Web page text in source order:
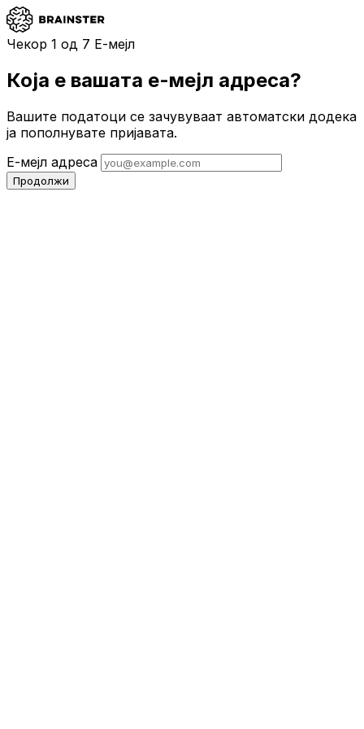
Чекор 1 од 7 Е-мејл
Која е вашата е-мејл адреса?
Вашите податоци се зачувуваат автоматски додека
ја пополнувате пријавата.
Е-мејл адреса
Продолжи